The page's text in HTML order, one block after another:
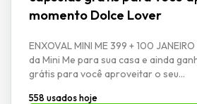
momento Dolce Lover
ENXOVAL MINI ME 399 + 100
da Mini Me para sua casa e ainda
grátis para você aproveitar o seu...
558 usados hoje